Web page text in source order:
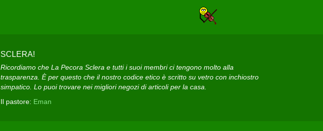
SCLERA!
Ricordiamo che La Pecora Sclera e tutti i suoi membri ci tengono molto alla
trasparenza. È per questo che il nostro codice etico è scritto su vetro con inchiostro
simpatico. Lo puoi trovare nei migliori negozi di articoli per la casa.
Il pastore: Eman